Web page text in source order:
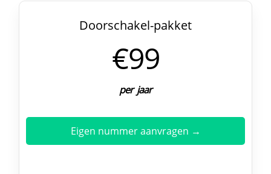
Doorschakel-pakket
€99
per jaar
Eigen nummer aanvragen →